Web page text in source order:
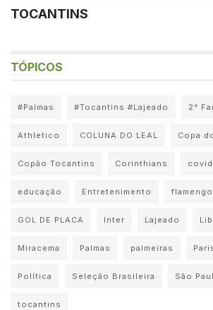
TOCANTINS
TÓPICOS
#Palmas #Tocantins #Lajeado 2°
Athletico COLUNA DO LEAL Copa
Copão Tocantins Corinthians
educação Entretenimento flamengo
GOL DE PLACA Inter Lajeado
Miracema Palmas palmeiras
Política Seleção Brasileira São
tocantins